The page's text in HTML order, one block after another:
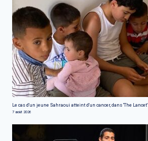
Le cas d'un jeune Sahraoui atteint d'un cancer, dans 'The Lancet'
7 août 2026